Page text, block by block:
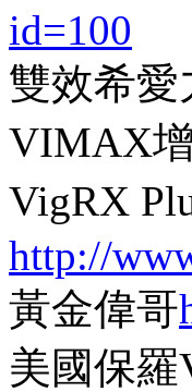
id=100
雙效希愛
VIMAX
VigRX
http://
黃金偉哥
美國保羅